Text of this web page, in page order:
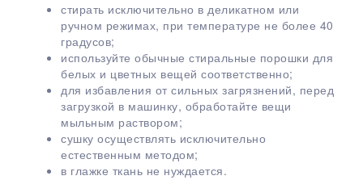
стирать исключительно в деликатном или
ручном режимах, при температуре не более 40
градусов;
используйте обычные стиральные порошки для
белых и цветных вещей соответственно;
для избавления от сильных загрязнений, перед
загрузкой в машинку, обработайте вещи
мыльным раствором;
сушку осуществлять исключительно
естественным методом;
в глажке ткань не нуждается.